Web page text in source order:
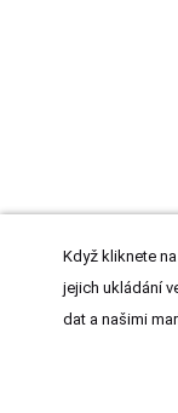
Když kliknete
jejich ukládání
dat a našimi